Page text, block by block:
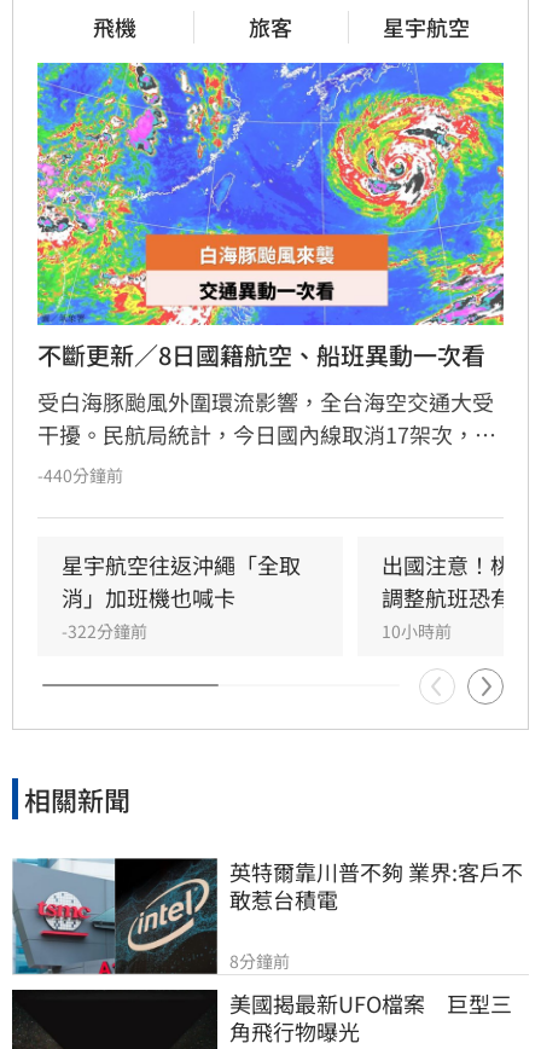
飛機 旅客 星宇航空
不斷更新／8日國籍航空、船班異動一次看
受白海豚颱風外圍環流影響，全台海空交通大受
干擾。民航局統計，今日國內線取消17架次，國
際暨兩岸航線取消61架次、延誤3架次。星宇航
共9條航線、39航次停航，涵蓋馬祖、綠島、蘭
嶼及小琉球等熱門航線。建議旅客出發前務必至
航空公司官網或航港局查詢最新航班與船班動
-440分鐘前
星宇航空往返沖繩「全取
消」加班機也喊卡
-322分鐘前
出國注意！桃
調整航班恐有延
10小時前
相關新聞
英特爾靠川普不夠 業界:客戶不
敢惹台積電
8分鐘前
美國揭最新UFO檔案　巨型三
角飛行物曝光